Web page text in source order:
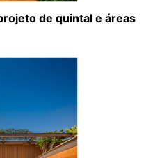
de quintal e áreas